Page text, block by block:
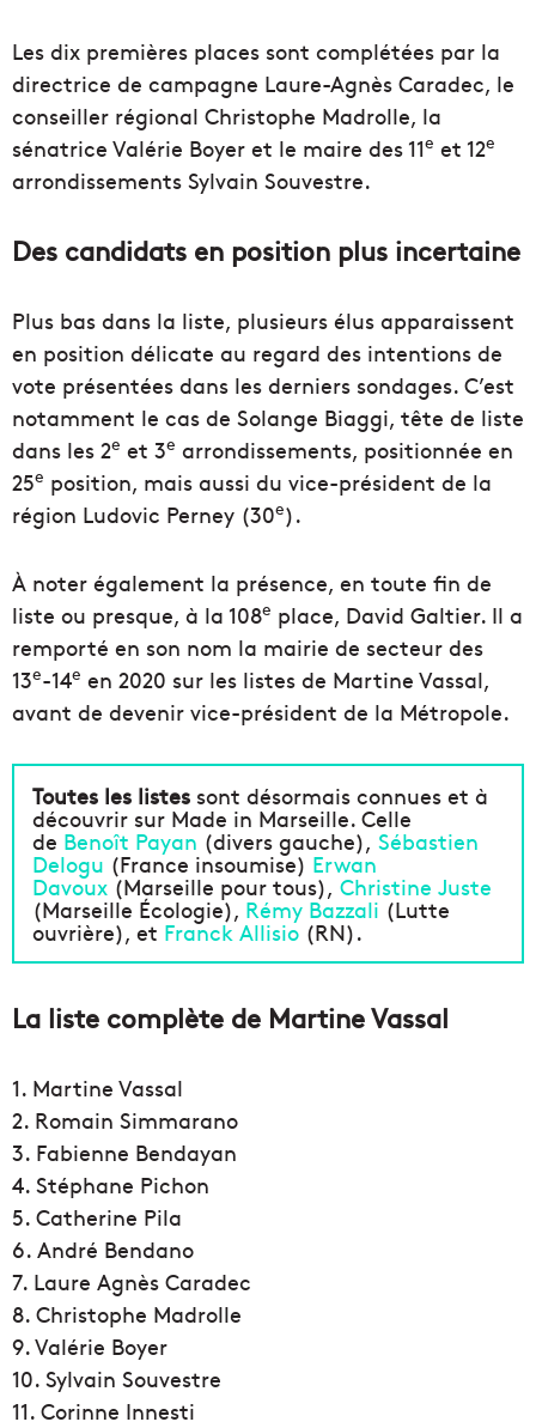
Les dix premières places sont complétées par la
directrice de campagne Laure-Agnès Caradec, le
conseiller régional Christophe Madrolle, la
sénatrice Valérie Boyer et le maire des 11e et 12e
arrondissements Sylvain Souvestre.
Des candidats en position plus incertaine
Plus bas dans la liste, plusieurs élus apparaissent
en position délicate au regard des intentions de
vote présentées dans les derniers sondages. C’est
notamment le cas de Solange Biaggi, tête de liste
dans les 2e et 3e arrondissements, positionnée en
25e position, mais aussi du vice-président de la
région Ludovic Perney (30e).
À noter également la présence, en toute fin de
liste ou presque, à la 108e place, David Galtier. Il a
remporté en son nom la mairie de secteur des
13e-14e en 2020 sur les listes de Martine Vassal,
avant de devenir vice-président de la Métropole.
Toutes les listes sont désormais connues et à
découvrir sur Made in Marseille. Celle
de Benoît Payan (divers gauche), Sébastien
Delogu (France insoumise) Erwan
Davoux (Marseille pour tous), Christine Juste
(Marseille Écologie), Rémy Bazzali (Lutte
ouvrière), et Franck Allisio (RN).
La liste complète de Martine Vassal
1. Martine Vassal
2. Romain Simmarano
3. Fabienne Bendayan
4. Stéphane Pichon
5. Catherine Pila
6. André Bendano
7. Laure Agnès Caradec
8. Christophe Madrolle
9. Valérie Boyer
10. Sylvain Souvestre
11. Corinne Innesti